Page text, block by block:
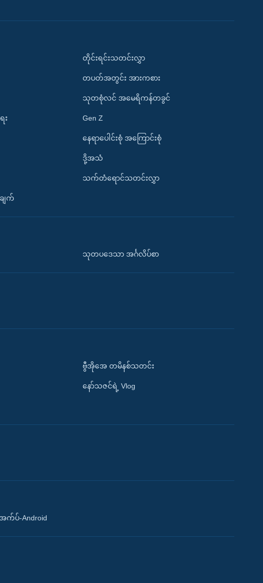
း
ျက်
တိုင်းရင်းသတင်းလွှာ
တပတ်အတွင်း အားကစား
သုတစုံလင် အမေရိကန်တခွင်
Gen Z
နေရာပေါင်းစုံ အကြောင်းစုံ
ဒို့အသံ
သက်တံရောင်သတင်းလွှာ
သုတပဒေသာ အင်္ဂလိပ်စာ
ဗွီအိုအေ တမိနစ်သတင်း
နော်သဇင်ရဲ့ Vlog
ပ်-Android